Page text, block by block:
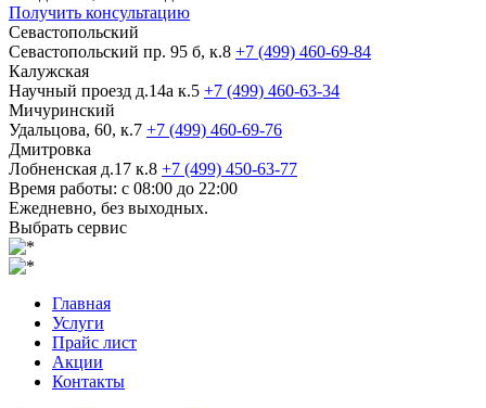
Получить консультацию
Севастопольский
Севастопольский пр. 95 б, к.8 +7 (499) 460-69-84
Калужская
Научный проезд д.14а к.5 +7 (499) 460-63-34
Мичуринский
Удальцова, 60, к.7 +7 (499) 460-69-76
Дмитровка
Лобненская д.17 к.8 +7 (499) 450-63-77
Время работы: с 08:00 до 22:00
Ежедневно, без выходных.
Выбрать сервис
Главная
Услуги
Прайс лист
Акции
Контакты